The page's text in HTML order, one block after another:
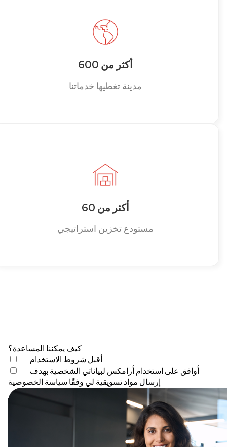
أكثر من 600
مدينة تغطيها خدماتنا
أكثر من 60
مستودع تخزين استراتيجي
كيف يمكننا المساعدة؟
أقبل شروط الاستخدام
أوافق على استخدام أرامكس لبياناتي الشخصية بهدف
إرسال مواد تسويقية لي وفقًا سياسة الخصوصية